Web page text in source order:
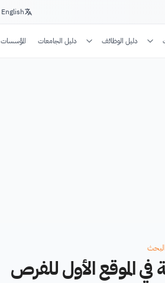
English
دليل الوظائف دليل الجامعات المؤسسات
البحث
في الموقع الأول للفرص